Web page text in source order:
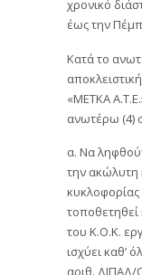
χρονικό
έως την
Κατά το
«ΜΕΤΚΑ
ανωτέρω (4)
α. Να
την ακώλυτη
του Κ.Ο.Κ.
ισχύει καθ’
αριθ.